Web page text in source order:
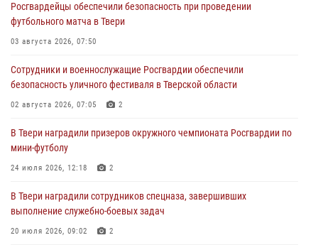
Росгвардейцы в Твери приняли участие в молебне, посвященном
Дню Крещения Руси
28 июля 2026, 11:30
Сотрудники вневедомственной охраны совершили 250 выездов и
пресекли 20 правонарушений за неделю в Тверской области
27 июля 2026, 08:29
В Твери наградили призеров окружного чемпионата Росгвардии по
мини-футболу
24 июля 2026, 12:18 2
Росгвардейцы оказали помощь водителю на дороге в городе Кашин
22 июля 2026, 08:35
Росгвардейцы обеспечили безопасность при проведении
футбольного матча в Твери
03 августа 2026, 07:50
Сотрудники и военнослужащие Росгвардии обеспечили
безопасность уличного фестиваля в Тверской области
02 августа 2026, 07:05 2
В Твери наградили призеров окружного чемпионата Росгвардии по
мини-футболу
24 июля 2026, 12:18 2
В Твери наградили сотрудников спецназа, завершивших
выполнение служебно-боевых задач
20 июля 2026, 09:02 2